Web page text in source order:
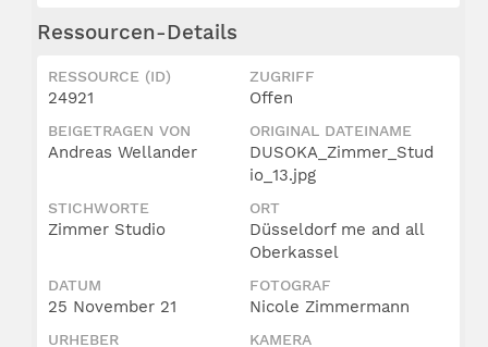
Ressourcen-Details
RESSOURCE (ID)
24921
ZUGRIFF
Offen
BEIGETRAGEN VON
Andreas Wellander
ORIGINAL DATEINAME
DUSOKA_Zimmer_Stud
io_13.jpg
STICHWORTE
Zimmer Studio
ORT
Düsseldorf me and all
Oberkassel
DATUM
25 November 21
FOTOGRAF
Nicole Zimmermann
URHEBER KAMERA